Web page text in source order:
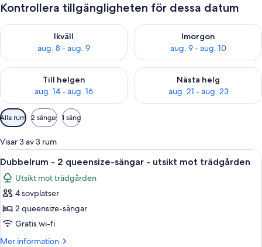
Kontrollera tillgängligheten för dessa datum
Ikväll
aug. 8 - aug. 9
Kontrollera tillgängligheten för ikväll aug. 8 - aug. 9
Imorgon
aug. 9 - aug. 10
Kontrollera tillgängligheten
Till helgen
aug. 14 - aug. 16
Kontrollera tillgängligheten för den här helgen aug. 14 - aug.
Nästa helg
aug. 21 - aug. 23
Kontrollera tillgängligheten
Tillgängliga
filter
för
rum
Alla rum 2 sängar 1 säng
Visar 3 av 3 rum
Öppna
alla
foton
för
Dubbelrum
-
2
Ett hotellrum med två sängar, ett
6
Dubbelrum - 2 queensize-sängar - utsikt mot trädgården
Utsikt mot trädgården
4 sovplatser
2 queensize-sängar
Gratis wi-fi
Mer information
Mer